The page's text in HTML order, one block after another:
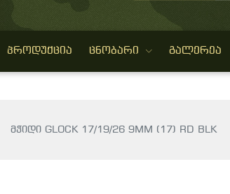
ᲞᲠᲝᲓᲣᲥᲪᲘᲐ ᲪᲜᲝᲑᲐᲠᲘ ᲒᲐᲚᲔᲠᲔᲐ
მჭიდი GLOCK 17/19/26 9MM (17) RD BLK